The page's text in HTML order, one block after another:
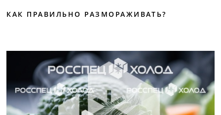
КАК ПРАВИЛЬНО РАЗМОРАЖИВАТЬ?